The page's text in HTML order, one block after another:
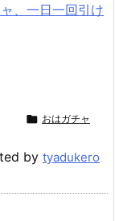
、一日一回引け
 おはガチャ
by tyadukero